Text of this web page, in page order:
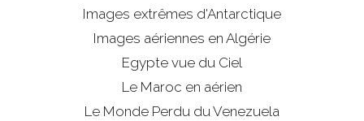
Images extrêmes d'Antarctique
Images aériennes en Algérie
Egypte vue du Ciel
Le Maroc en aérien
Le Monde Perdu du Venezuela